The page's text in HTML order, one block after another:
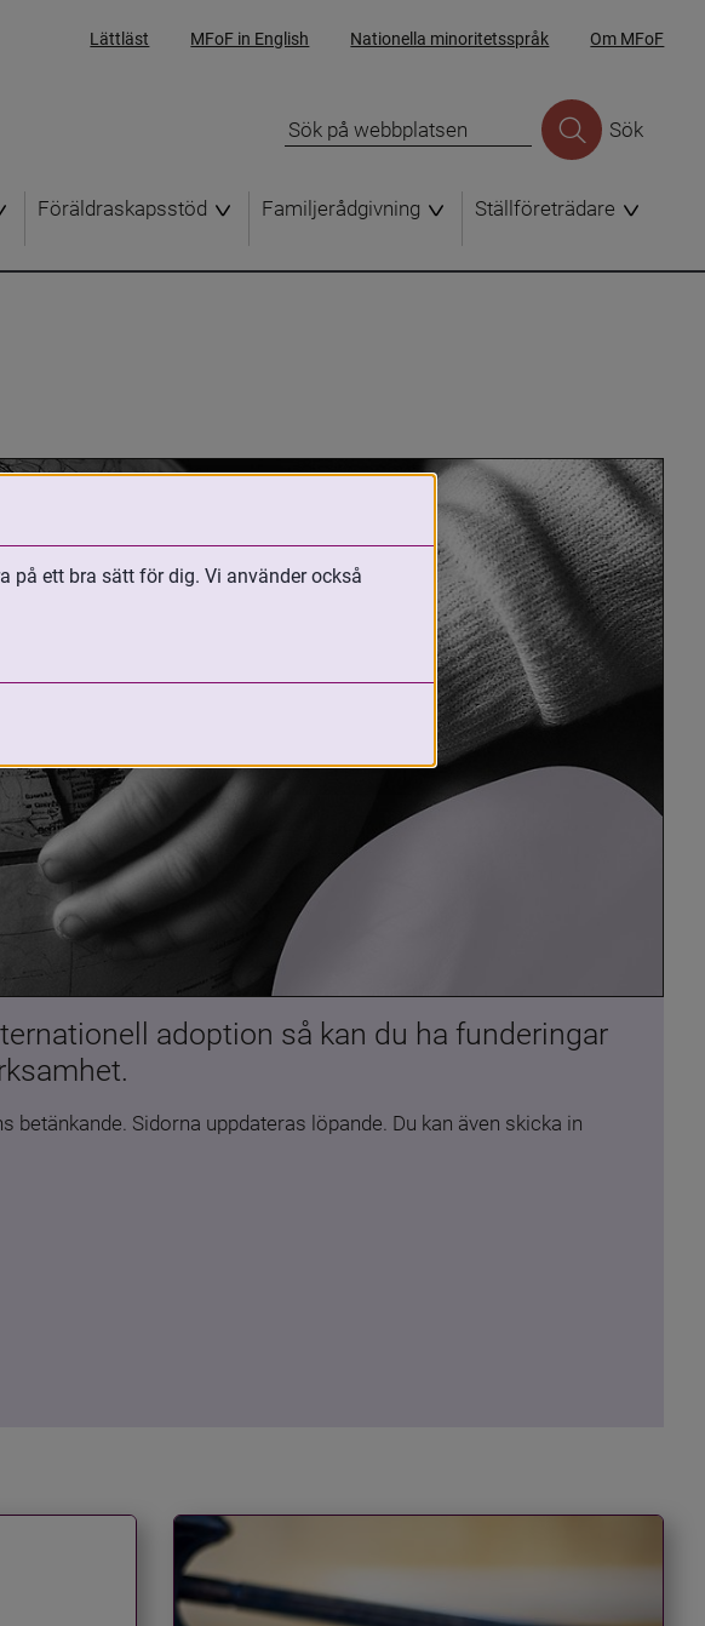
Lättläst MFoF in English Nationella minoritetsspråk Om MFoF
Sök
Föräldraskapsstöd Familjerådgivning Ställföreträdare
adoption så kan du ha funderingar
Sidorna uppdateras löpande. Du kan även skicka in
på ett bra sätt för dig. Vi använder också